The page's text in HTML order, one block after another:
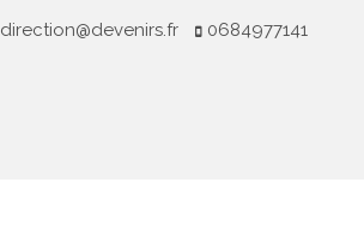
direction@devenirs.fr 0684977141